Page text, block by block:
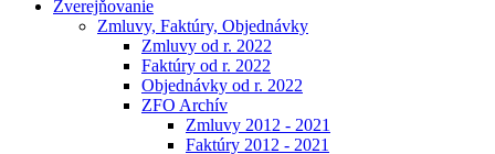
Zverejňovanie
Zmluvy, Faktúry, Objednávky
Zmluvy od r. 2022
Faktúry od r. 2022
Objednávky od r. 2022
ZFO Archív
Zmluvy 2012 - 2021
Faktúry 2012 - 2021